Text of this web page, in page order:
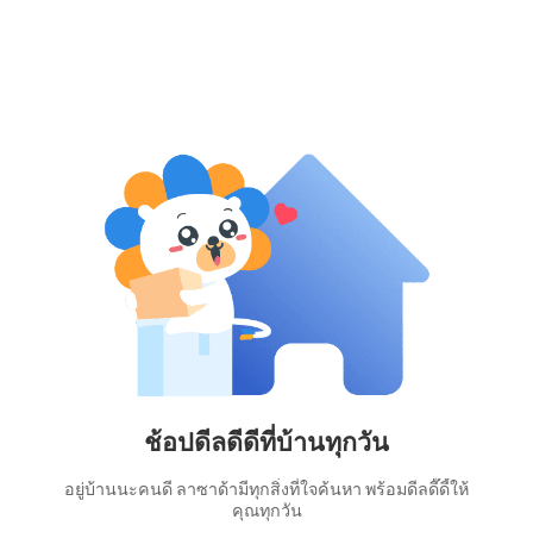
ช้อปดีลดีดีที่บ้านทุกวัน
อยู่บ้านนะคนดี ลาซาด้ามีทุกสิ่งที่ใจค้นหา พร้อมดีลดี๊ดี้ให้
คุณทุกวัน